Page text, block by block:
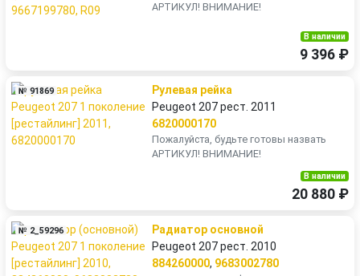
АРТИКУЛ! ВНИМАНИЕ!
В наличии
9 396 ₽
№ 91869
Рулевая рейка
Peugeot 207 рест. 2011
6820000170
Пожалуйста, будьте готовы назвать
АРТИКУЛ! ВНИМАНИЕ!
В наличии
20 880 ₽
№ 2_59296
Радиатор основной
Peugeot 207 рест. 2010
884260000, 9683002780